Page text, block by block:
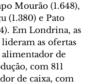
Mourão (1.648),
(1.380) e Pato
Em Londrina, as
as ofertas
alimentador de
com 811
de caixa, com